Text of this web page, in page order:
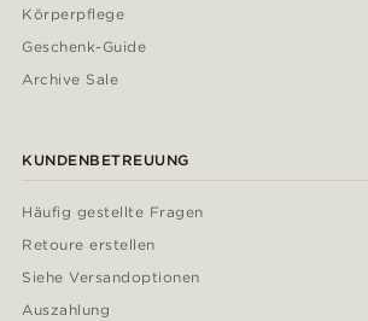
Körperpflege
Geschenk-Guide
Archive Sale
KUNDENBETREUUNG
Häufig gestellte Fragen
Retoure erstellen
Siehe Versandoptionen
Auszahlung